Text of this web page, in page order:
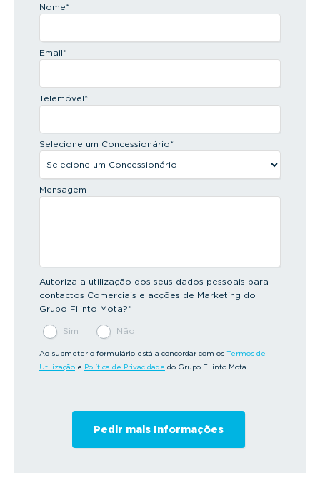
Nome*
Email*
Telemóvel*
Selecione um Concessionário*
Mensagem
Autoriza a utilização dos seus dados pessoais para
contactos Comerciais e acções de Marketing do
Grupo Filinto Mota?*
Sim Não
Ao submeter o formulário está a concordar com os Termos de
Utilização e Política de Privacidade do Grupo Filinto Mota.